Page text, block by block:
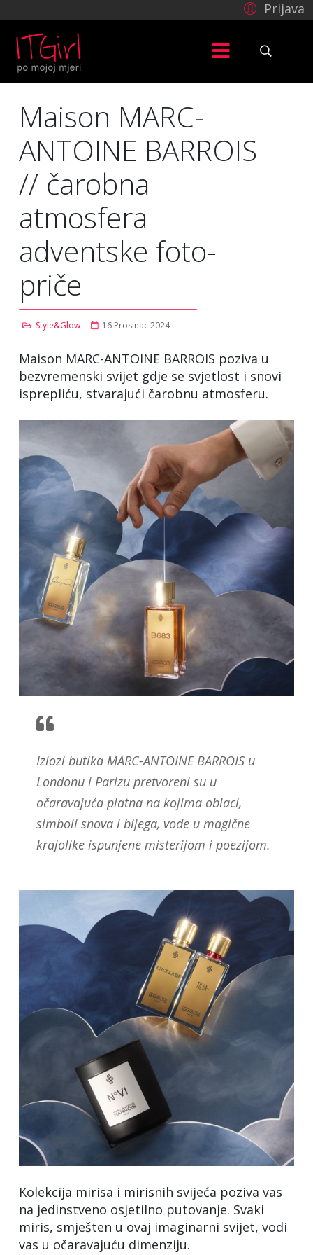
Prijava
Maison MARC-
ANTOINE BARROIS
// čarobna
atmosfera
adventske foto-
priče
Style&Glow 16 Prosinac 2024
Maison MARC-ANTOINE BARROIS poziva u
bezvremenski svijet gdje se svjetlost i snovi
isprepliću, stvarajući čarobnu atmosferu.
Izlozi butika MARC-ANTOINE BARROIS u
Londonu i Parizu pretvoreni su u
očaravajuća platna na kojima oblaci,
simboli snova i bijega, vode u magične
krajolike ispunjene misterijom i poezijom.
Kolekcija mirisa i mirisnih svijeća poziva vas
na jedinstveno osjetilno putovanje. Svaki
miris, smješten u ovaj imaginarni svijet, vodi
vas u očaravajuću dimenziju.